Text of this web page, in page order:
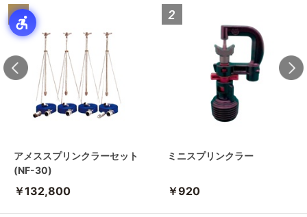
アメススプリンクラーセット
(NF-30)
￥132,800
ミニスプリンクラー
￥920